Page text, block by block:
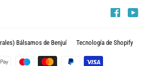
Bálsamos de Benjuí Tecnología de Shopify
Métodos